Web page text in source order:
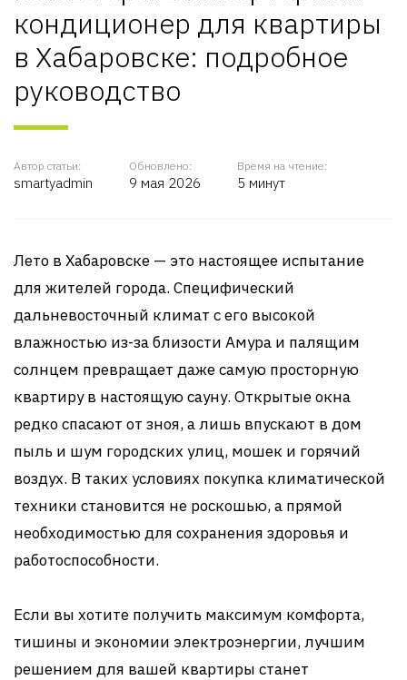
кондиционер для квартиры
в Хабаровске: подробное
руководство
Автор статьи:
smartyadmin
Обновлено:
9 мая 2026
Время на чтение:
5 минут
Лето в Хабаровске — это настоящее испытание
для жителей города. Специфический
дальневосточный климат с его высокой
влажностью из-за близости Амура и палящим
солнцем превращает даже самую просторную
квартиру в настоящую сауну. Открытые окна
редко спасают от зноя, а лишь впускают в дом
пыль и шум городских улиц, мошек и горячий
воздух. В таких условиях покупка климатической
техники становится не роскошью, а прямой
необходимостью для сохранения здоровья и
работоспособности.
Если вы хотите получить максимум комфорта,
тишины и экономии электроэнергии, лучшим
решением для вашей квартиры станет